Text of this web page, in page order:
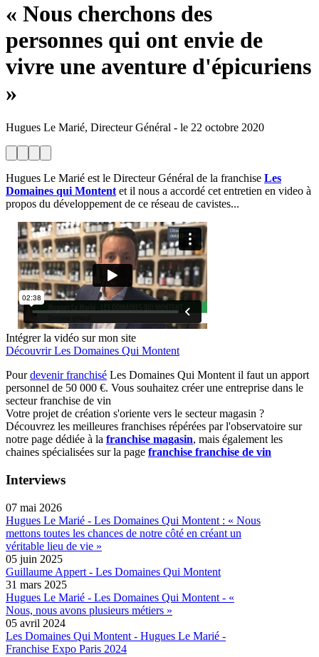
« Nous cherchons des
personnes qui ont envie de
vivre une aventure d'épicuriens
»
Hugues Le Marié, Directeur Général - le 22 octobre 2020
Hugues Le Marié est le Directeur Général de la franchise Les
Domaines qui Montentet il nous a accordé cet entretien en video à
propos du développement de ce réseau de cavistes...
Intégrer la vidéo sur mon site
Découvrir Les Domaines Qui Montent
Pourdevenir franchisé Les Domaines Qui Montent il faut un apport
personnel de 50 000 €. Vous souhaitez créer une entreprise dans le
secteur franchise de vin
Votre projet de création s'oriente vers le secteur magasin ?
Découvrez les meilleures franchises répérées par l'observatoire sur
notre page dédiée à la franchise magasin, mais également les
chaines spécialisées sur la page franchise franchise de vin
Interviews
07 mai 2026
Hugues Le Marié - Les Domaines Qui Montent : « Nous
mettons toutes les chances de notre côté en créant un
véritable lieu de vie »
05 juin 2025
Guillaume Appert - Les Domaines Qui Montent
31 mars 2025
Hugues Le Marié - Les Domaines Qui Montent - «
Nous, nous avons plusieurs métiers »
05 avril 2024
Les Domaines Qui Montent - Hugues Le Marié -
Franchise Expo Paris 2024